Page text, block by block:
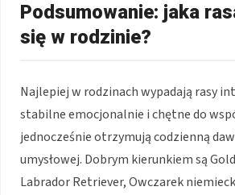
Podsumowanie: jaka
się w rodzinie?
Najlepiej w rodzinach wypadają rasy
stabilne emocjonalnie i chętne do
jednocześnie otrzymują codzienną
umysłowej. Dobrym kierunkiem są
Labrador Retriever, Owczarek